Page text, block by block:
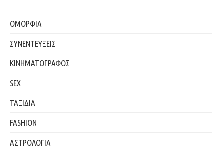
ΟΜΟΡΦΙΑ
ΣΥΝΕΝΤΕΥΞΕΙΣ
ΚΙΝΗΜΑΤΟΓΡΑΦΟΣ
SEX
ΤΑΞΙΔΙΑ
FASHION
ΑΣΤΡΟΛΟΓΙΑ